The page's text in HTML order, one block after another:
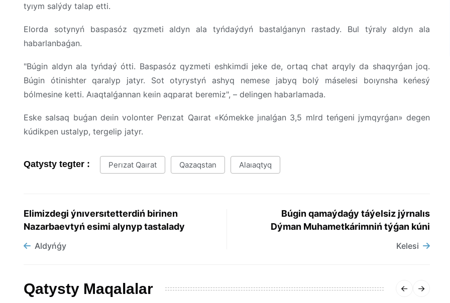
tyıym salýdy talap etti.
Elorda sotynyń baspasóz qyzmeti aldyn ala tyńdaýdyń bastalǵanyn rastady. Bul týraly aldyn ala
habarlanbaǵan.
"Búgin aldyn ala tyńdaý ótti. Baspasóz qyzmeti eshkimdi jeke de, ortaq chat arqyly da shaqyrǵan joq.
Búgin ótinishter qaralyp jatyr. Sot otyrystyń ashyq nemese jabyq bolý máselesi boıynsha keńesý
bólmesine ketti. Aıaqtalǵannan keıin aqparat beremiz", – delingen habarlamada.
Eske salsaq buǵan deıin volonter Perızat Qaırat «Kómekke jınalǵan 3,5 mlrd teńgeni jymqyrǵan» degen
kúdikpen ustalyp, tergelip jatyr.
Qatysty tegter : Perızat Qaırat Qazaqstan Alaıaqtyq
Elimizdegi ýnıversıtetterdiń birinen
Nazarbaevtyń esimi alynyp tastalady
Aldyńǵy
Búgin qamaýdaǵy táýelsiz jýrnalıs
Dýman Muhametkárimniń týǵan kúni
Kelesi
Qatysty Maqalalar